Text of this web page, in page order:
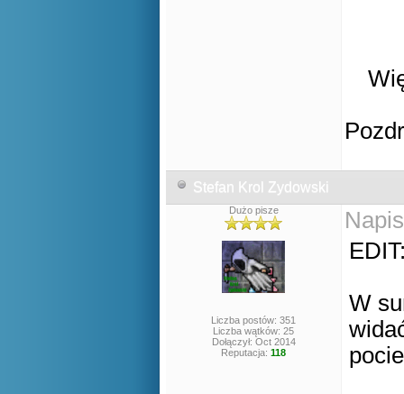
Stefan Krol Zydowski
Dużo pisze
Liczba postów: 351
Liczba wątków: 25
Dołączył: Oct 2014
Reputacja: 118
W